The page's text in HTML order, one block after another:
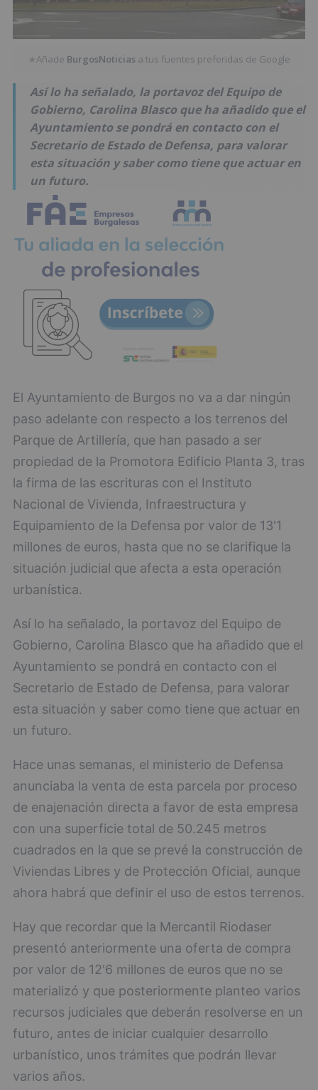
★Añade BurgosNoticias a tus fuentes preferidas de Google
Así lo ha señalado, la portavoz del Equipo de
Gobierno, Carolina Blasco que ha añadido que el
Ayuntamiento se pondrá en contacto con el
Secretario de Estado de Defensa, para valorar
esta situación y saber como tiene que actuar en
un futuro.
El Ayuntamiento de Burgos no va a dar ningún
paso adelante con respecto a los terrenos del
Parque de Artillería, que han pasado a ser
propiedad de la Promotora Edificio Planta 3, tras
la firma de las escrituras con el Instituto
Nacional de Vivienda, Infraestructura y
Equipamiento de la Defensa por valor de 13'1
millones de euros, hasta que no se clarifique la
situación judicial que afecta a esta operación
urbanística.
Así lo ha señalado, la portavoz del Equipo de
Gobierno, Carolina Blasco que ha añadido que el
Ayuntamiento se pondrá en contacto con el
Secretario de Estado de Defensa, para valorar
esta situación y saber como tiene que actuar en
un futuro.
Hace unas semanas, el ministerio de Defensa
anunciaba la venta de esta parcela por proceso
de enajenación directa a favor de esta empresa
con una superficie total de 50.245 metros
cuadrados en la que se prevé la construcción de
Viviendas Libres y de Protección Oficial, aunque
ahora habrá que definir el uso de estos terrenos.
Hay que recordar que la Mercantil Riodaser
presentó anteriormente una oferta de compra
por valor de 12'6 millones de euros que no se
materializó y que posteriormente planteo varios
recursos judiciales que deberán resolverse en un
futuro, antes de iniciar cualquier desarrollo
urbanístico, unos trámites que podrán llevar
varios años.